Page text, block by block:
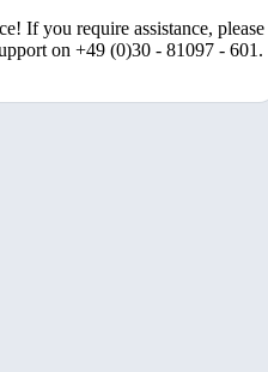
If you require assistance, please
on +49 (0)30 - 81097 - 601.